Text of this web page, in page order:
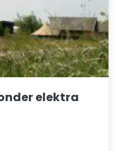
elektra